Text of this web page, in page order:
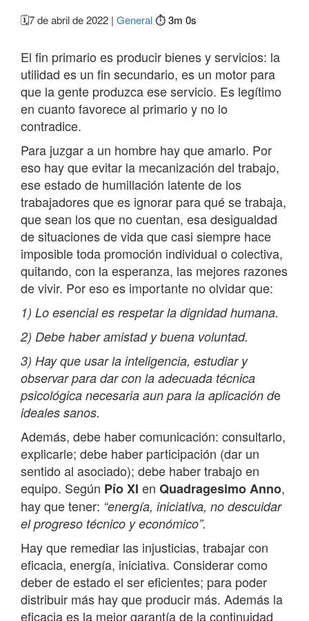
🗓️7 de abril de 2022 | General ⏱️ 3m 0s
El fin primario es producir bienes y servicios: la
utilidad es un fin secundario, es un motor para
que la gente produzca ese servicio. Es legítimo
en cuanto favorece al primario y no lo
contradice.
Para juzgar a un hombre hay que amarlo. Por
eso hay que evitar la mecanización del trabajo,
ese estado de humillación latente de los
trabajadores que es ignorar para qué se trabaja,
que sean los que no cuentan, esa desigualdad
de situaciones de vida que casi siempre hace
imposible toda promoción individual o colectiva,
quitando, con la esperanza, las mejores razones
de vivir. Por eso es importante no olvidar que:
1) Lo esencial es respetar la dignidad humana.
2) Debe haber amistad y buena voluntad.
3) Hay que usar la inteligencia, estudiar y
observar para dar con la adecuada técnica
psicológica necesaria aun para la aplicación de
ideales sanos.
Además, debe haber comunicación: consultarlo,
explicarle; debe haber participación (dar un
sentido al asociado); debe haber trabajo en
equipo. Según Pío XI en Quadragesimo Anno,
hay que tener: “energía, iniciativa, no descuidar
el progreso técnico y económico”.
Hay que remediar las injusticias, trabajar con
eficacia, energía, iniciativa. Considerar como
deber de estado el ser eficientes; para poder
distribuir más hay que producir más. Además la
eficacia es la mejor garantía de la continuidad